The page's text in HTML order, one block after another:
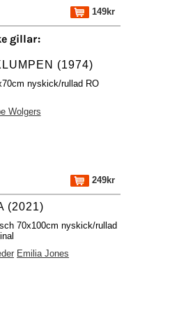
149kr
gillar:
(1974)
nyskick/rullad RO
Wolgers
249kr
(2021)
70x100cm nyskick/rullad
Emilia Jones